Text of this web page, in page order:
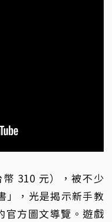
310 元），被不少
」，光是揭示新手教
方圖文導覽。遊戲